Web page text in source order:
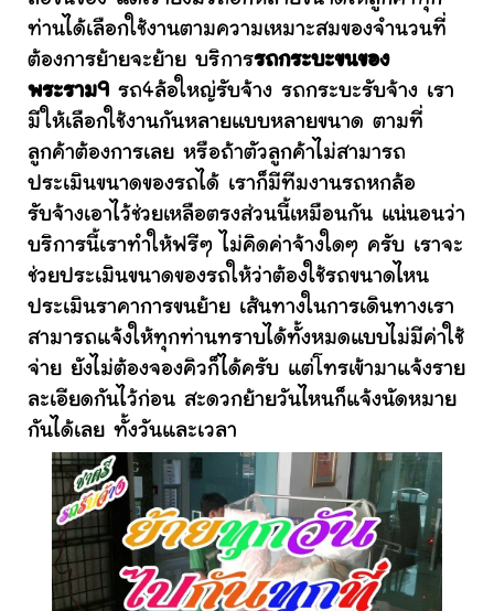
ท่านได้เลือกใช้งานตามความเหมาะสมของจำนวนที่
ต้องการย้ายจะย้าย บริการรถกระบะขนของ
พระราม9 รถ4ล้อใหญ่รับจ้าง รถกระบะรับจ้าง เรา
มีให้เลือกใช้งานกันหลายแบบหลายขนาด ตามที่
ลูกค้าต้องการเลย หรือถ้าตัวลูกค้าไม่สามารถ
ประเมินขนาดของรถได้ เราก็มีทีมงานรถหกล้อ
รับจ้างเอาไว้ช่วยเหลือตรงส่วนนี้เหมือนกัน แน่นอนว่า
บริการนี้เราทำให้ฟรีๆ ไม่คิดค่าจ้างใดๆ ครับ เราจะ
ช่วยประเมินขนาดของรถให้ว่าต้องใช้รถขนาดไหน
ประเมินราคาการขนย้าย เส้นทางในการเดินทางเรา
สามารถแจ้งให้ทุกท่านทราบได้ทั้งหมดแบบไม่มีค่าใช้
จ่าย ยังไม่ต้องจองคิวก็ได้ครับ แต่โทรเข้ามาแจ้งราย
ละเอียดกันไว้ก่อน สะดวกย้ายวันไหนก็แจ้งนัดหมาย
กันได้เลย ทั้งวันและเวลา